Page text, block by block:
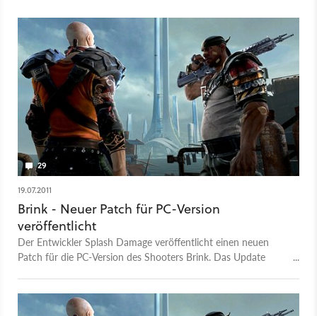
29
19.07.2011
Brink - Neuer Patch für PC-Version
veröffentlicht
Der Entwickler Splash Damage veröffentlicht einen neuen
Patch für die PC-Version des Shooters Brink. Das Update